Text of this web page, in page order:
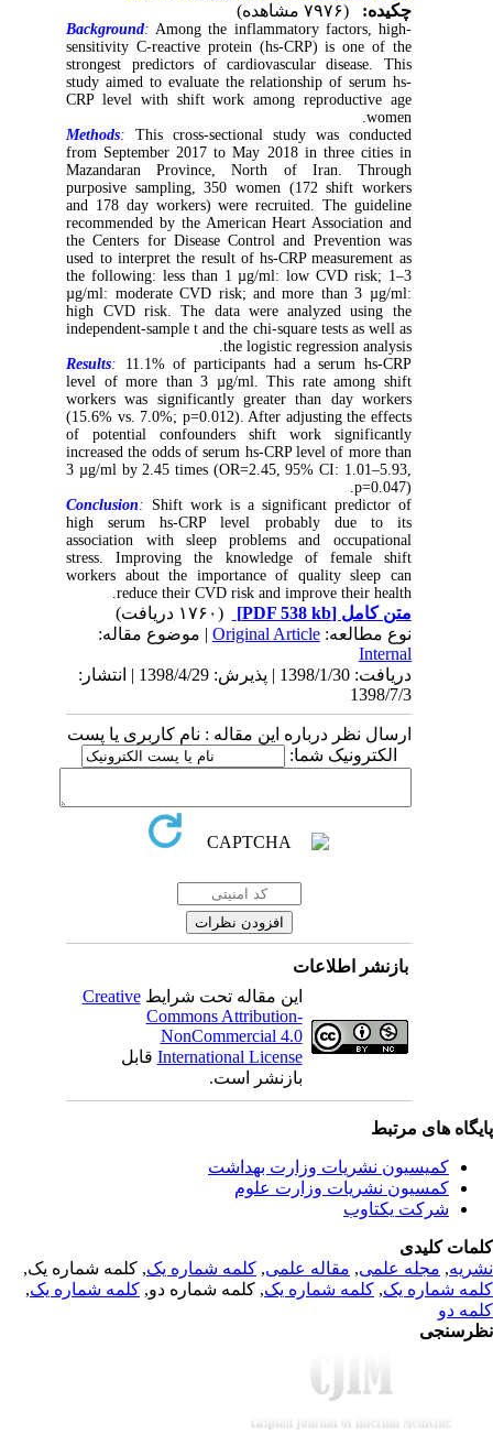
چکیده:
Background: Among the inflammatory factors, high-
sensitivity C-reactive protein (hs-CRP) is one of the
strongest predictors of cardiovascular disease. This
study aimed to evaluate the relationship of serum hs-
CRP level with shift work among reproductive age
women.
Methods
:This cross-sectional study was conducted
from September 2017 to May 2018 in three cities in
Mazandaran Province, North of Iran. Through
purposive sampling, 350 women (172 shift workers
and 178 day workers) were recruited. The guideline
recommended by the American Heart Association and
the Centers for Disease Control and Prevention was
used to interpret the result of hs-CRP measurement as
the following: less than 1 µg/ml: low CVD risk; 1–3
µg/ml: moderate CVD risk; and more than 3 µg/ml:
high CVD risk. The data were analyzed using the
independent-sample t and the chi-square tests as well as
the logistic regression analysis.
Results
: 11.1% of participants had a serum hs-CRP
level of more than 3 µg/ml. This rate among shift
workers was significantly greater than day workers
(15.6% vs. 7.0%; p=0.012). After adjusting the effects
of potential confounders shift work significantly
increased the odds of serum hs-CRP level of more than
3 µg/ml by 2.45 times (OR=2.45, 95% CI: 1.01–5.93,
p=0.047).
Conclusion : Shift work is a significant predictor of
high serum hs-CRP level probably due to its
association with sleep problems and occupational
stress. Improving the knowledge of female shift
workers about the importance of quality sleep can
reduce their CVD risk and improve their health.
متن کامل[PDF 538 kb]
نوع مطالعه:Original Article| موضوع مقاله:
Internal
دریافت: 1398/1/30 | پذیرش: 1398/4/29 | انتشار:
1398/7/3
ارسال نظر درباره این مقاله : نام کاربری یا پست
الکترونیک شما:
بازنشر اطلاعات
این مقاله تحت شرایطCreative
Commons Attribution-
NonCommercial 4.0
International Licenseقابل
بازنشر است.
های مرتبط
کمیسیون نشریات وزارت بهداشت
کمسیون نشریات وزارت علوم
شرکت یکتاوب
کلیدی
,مجله علمی, مقاله علمی, کلمه شماره یک, کلمه شماره یک,
شماره یک,کلمه شماره یک, کلمه شماره دو,کلمه شماره یک,
دو